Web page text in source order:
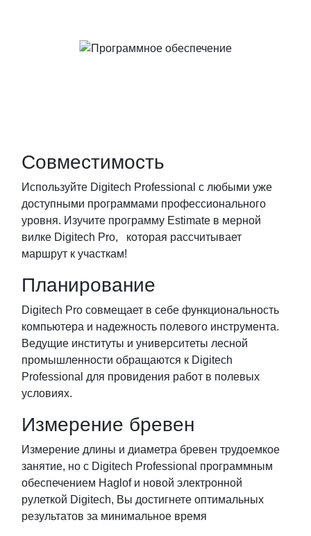
Совместимость
Используйте Digitech Professional с любыми уже
доступными программами профессионального
уровня. Изучите программу Estimate в мерной
вилке Digitech Pro, которая рассчитывает
маршрут к участкам!
Планирование
Digitech Pro совмещает в себе функциональность
компьютера и надежность полевого инструмента.
Ведущие институты и университеты лесной
промышленности обращаются к Digitech
Professional для провидения работ в полевых
условиях.
Измерение бревен
Измерение длины и диаметра бревен трудоемкое
занятие, но с Digitech Professional программным
обеспечением Haglof и новой электронной
рулеткой Digitech, Вы достигнете оптимальных
результатов за минимальное время